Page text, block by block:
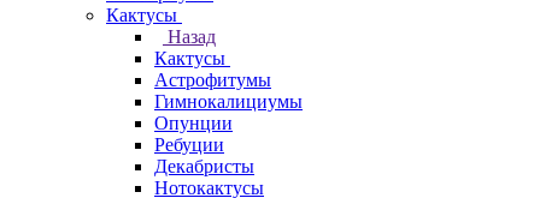
Кактусы
Назад
Кактусы
Астрофитумы
Гимнокалициумы
Опунции
Ребуции
Декабристы
Нотокактусы